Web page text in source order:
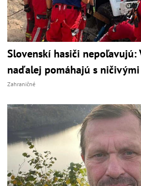
Slovenskí hasiči nepoľavujú:
naďalej pomáhajú s
Zahraničné